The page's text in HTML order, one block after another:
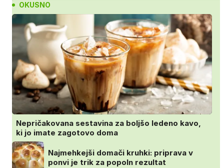
OKUSNO
Nepričakovana sestavina za boljšo ledeno kavo,
ki jo imate zagotovo doma
Najmehkejši domači kruhki: priprava v
ponvi je trik za popoln rezultat